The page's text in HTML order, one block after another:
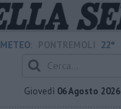
METEO: 22°
Giovedì 06 Agosto 2026